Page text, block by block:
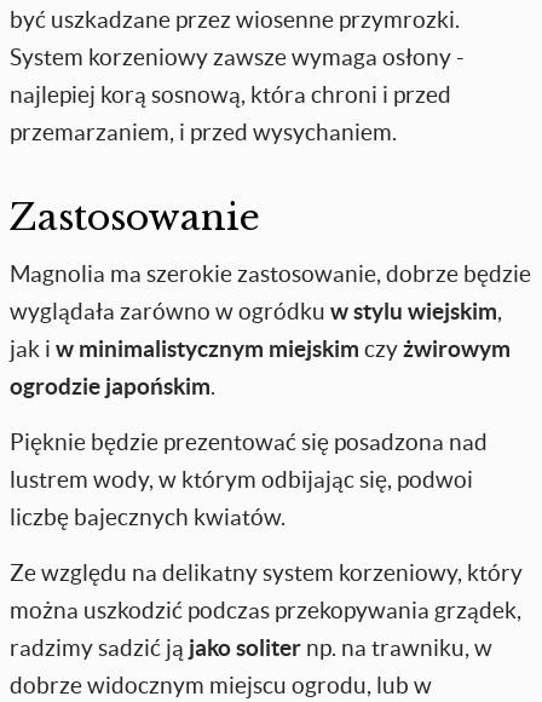
być uszkadzane przez wiosenne przymrozki.
System korzeniowy zawsze wymaga osłony -
najlepiej korą sosnową, która chroni i przed
przemarzaniem, i przed wysychaniem.
Zastosowanie
Magnolia ma szerokie zastosowanie, dobrze będzie
wyglądała zarówno w ogródku w stylu wiejskim,
jak i w minimalistycznym miejskim czyżwirowym
ogrodzie japońskim.
Pięknie będzie prezentować się posadzona nad
lustrem wody, w którym odbijając się, podwoi
liczbę bajecznych kwiatów.
Ze względu na delikatny system korzeniowy, który
można uszkodzić podczas przekopywania grządek,
radzimy sadzić ją jako soliter np. na trawniku, w
dobrze widocznym miejscu ogrodu, lub w